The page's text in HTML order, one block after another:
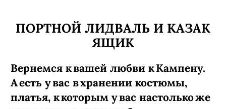
ПОРТНОЙ ЛИДВАЛЬ И КАЗАК
ЯЩИК
Вернемся к вашей любви к Кампену.
А есть у вас в хранении костюмы,
платья, к которым у вас настолько же